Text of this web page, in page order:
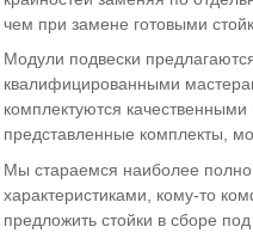
чем при замене готовыми
Модули подвески
квалифицированными
комплектуются
представленные комплекты,
Мы стараемся наиболее полно
характеристиками, кому-то
предложить стойки в сборе